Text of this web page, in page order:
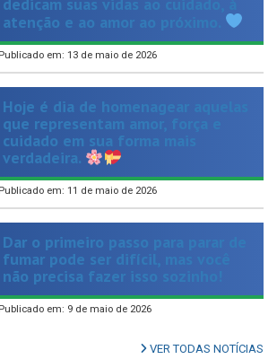
Publicado em: 13 de maio de 2026
Hoje é dia de homenagear aquelas
que representam amor, força e
cuidado em sua forma mais
verdadeira.
Publicado em: 11 de maio de 2026
Dar o primeiro passo para parar de
fumar pode ser difícil, mas você
não precisa fazer isso sozinho!
Publicado em: 9 de maio de 2026
VER TODAS NOTÍCIAS